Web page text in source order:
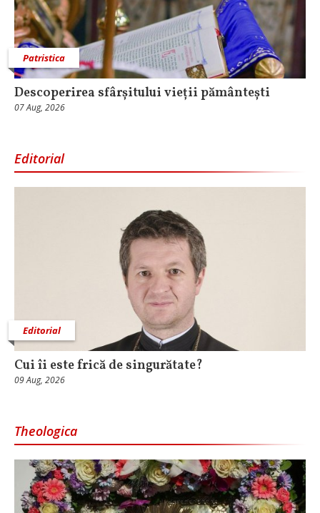
Patristica
Descoperirea sfârșitului vieții pământești
07 Aug, 2026
Editorial
Editorial
Cui îi este frică de singurătate?
09 Aug, 2026
Theologica